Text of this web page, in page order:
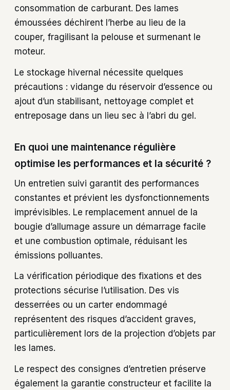
consommation de carburant. Des lames
émoussées déchirent l’herbe au lieu de la
couper, fragilisant la pelouse et surmenant le
moteur.
Le stockage hivernal nécessite quelques
précautions : vidange du réservoir d’essence ou
ajout d’un stabilisant, nettoyage complet et
entreposage dans un lieu sec à l’abri du gel.
En quoi une maintenance régulière
optimise les performances et la sécurité ?
Un entretien suivi garantit des performances
constantes et prévient les dysfonctionnements
imprévisibles. Le remplacement annuel de la
bougie d’allumage assure un démarrage facile
et une combustion optimale, réduisant les
émissions polluantes.
La vérification périodique des fixations et des
protections sécurise l’utilisation. Des vis
desserrées ou un carter endommagé
représentent des risques d’accident graves,
particulièrement lors de la projection d’objets par
les lames.
Le respect des consignes d’entretien préserve
également la garantie constructeur et facilite la